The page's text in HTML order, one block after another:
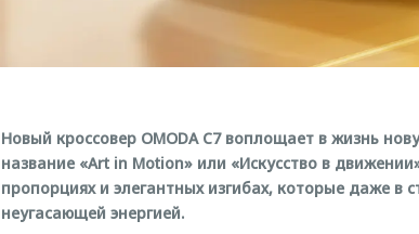
Новый кроссовер OMODA C7 воплощает в жизнь
название «Art in Motion» или «Искусство в
пропорциях и элегантных изгибах, которые даже в
неугасающей энергией.